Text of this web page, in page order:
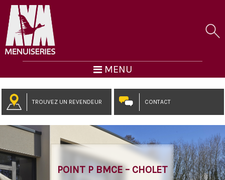
MENU
TROUVEZ UN REVENDEUR CONTACT
POINT P BMCE – CHOLET